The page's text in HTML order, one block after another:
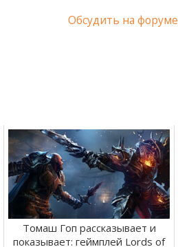
Обсудить на форуме
Томаш Гоп рассказывает и
показывает: геймплей Lords of